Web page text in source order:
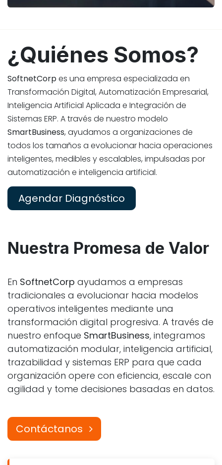
¿Quiénes Somos?
SoftnetCorpes una empresa especializada en
Transformación Digital, Automatización Empresarial,
Inteligencia Artificial Aplicada e Integración de
Sistemas ERP. A través de nuestro modelo
SmartBusiness, ayudamos a organizaciones de
todos los tamaños a evolucionar hacia operaciones
inteligentes, medibles y escalables, impulsadas por
automatización e inteligencia artificial.
Agendar Diagnóstico
Nuestra Promesa de Valor
En SoftnetCorp ayudamos a empresas
tradicionales a evolucionar hacia modelos
operativos inteligentes mediante una
transformación digital progresiva. A través de
nuestro enfoque SmartBusiness, integramos
automatización modular, inteligencia artificial,
trazabilidad y sistemas ERP para que cada
organización opere con eficiencia, escale con
agilidad y tome decisiones basadas en datos.
Contáctanos